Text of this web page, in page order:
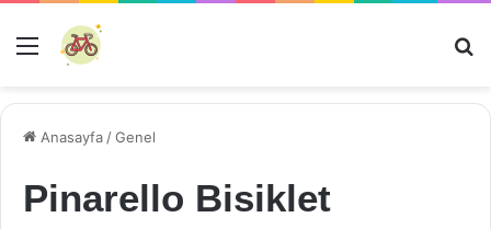
Menü
Anasayfa /Genel
Pinarello Bisiklet